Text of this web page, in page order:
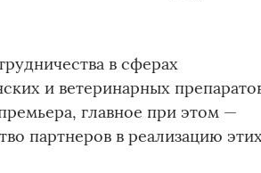
в сферах
и ветеринарных
главное при этом —
партнеров в реализацию